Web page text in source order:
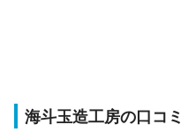
海斗玉造工房の口コミ